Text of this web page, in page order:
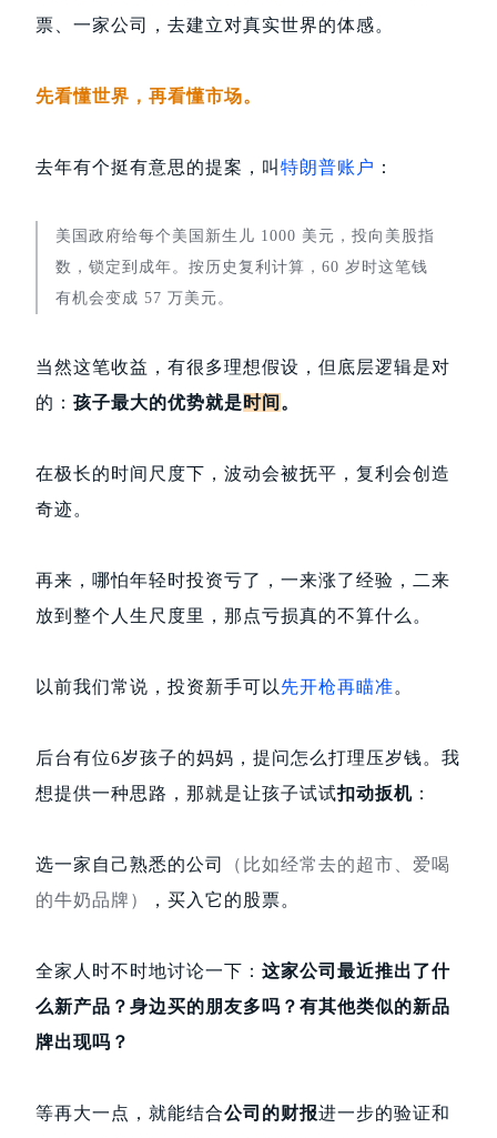
票、一家公司，去建立对真实世界的体感。
先看懂世界，再看懂市场。
去年有个挺有意思的提案，叫 特朗普账户 ：
美国政府给每个美国新生儿 1000 美元，投向美股指
数，锁定到成年。按历史复利计算，60 岁时这笔钱
有机会变成 57 万美元。
当然这笔收益，有很多理想假设，但底层逻辑是对
的： 孩子最大的优势就是 时间 。
在极长的时间尺度下，波动会被抚平，复利会创造
奇迹。
再来，哪怕年轻时投资亏了，一来涨了经验，二来
放到整个人生尺度里，那点亏损真的不算什么。
以前我们常说，投资新手可以 先开枪再瞄准。
后台有位6岁孩子的妈妈，提问怎么打理压岁钱。我
想提供一种思路，那就是让孩子试试扣动扳机 ：
选一家自己熟悉的公司
（比如经常去的超市、爱喝
的牛奶品牌）
，买入它的股票。
全家人时不时地讨论一下： 这家公司最近推出了什
么新产品？身边买的朋友多吗？有其他类似的新品
牌出现吗？
等再大一点，就能结合公司的财报进一步的验证和